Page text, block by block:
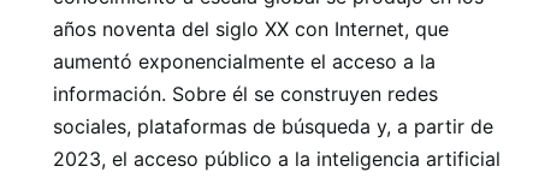
años noventa del siglo XX con Internet, que
aumentó exponencialmente el acceso a la
información. Sobre él se construyen redes
sociales, plataformas de búsqueda y, a partir de
2023, el acceso público a la inteligencia artificial